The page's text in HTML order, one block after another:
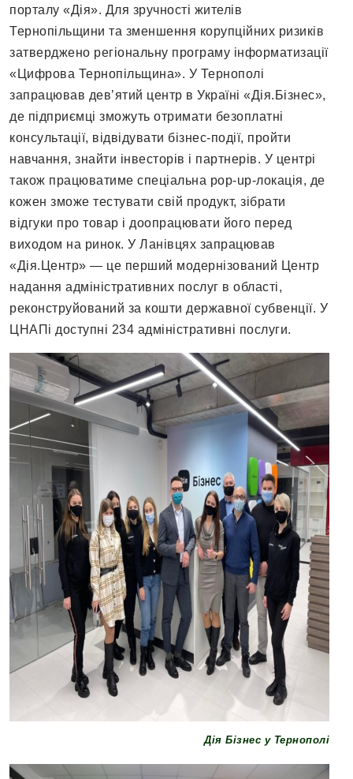
порталу «Дія». Для зручності жителів
Тернопільщини та зменшення корупційних ризиків
затверджено регіональну програму інформатизації
«Цифрова Тернопільщина». У Тернополі
запрацював дев’ятий центр в Україні «Дія.Бізнес»,
де підприємці зможуть отримати безоплатні
консультації, відвідувати бізнес-події, пройти
навчання, знайти інвесторів і партнерів. У центрі
також працюватиме спеціальна pop-up-локація, де
кожен зможе тестувати свій продукт, зібрати
відгуки про товар і доопрацювати його перед
виходом на ринок. У Ланівцях запрацював
«Дія.Центр» — це перший модернізований Центр
надання адміністративних послуг в області,
реконструйований за кошти державної субвенції. У
ЦНАПі доступні 234 адміністративні послуги.
Дія Бізнес у Тернополі